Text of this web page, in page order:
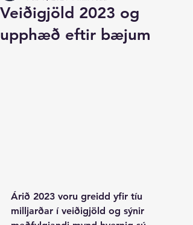
Veiðigjöld 2023 og
upphæð eftir bæjum
Árið 2023 voru greidd yfir tíu
milljarðar í veiðigjöld og sýnir